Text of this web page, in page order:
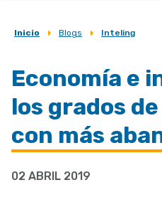
Sobrescribir
de
ayuda
a
la
navegación
Inicio Blogs Inteling
Economía e
los grados de
con más
02 ABRIL 2019